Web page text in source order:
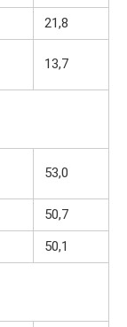
21,8
13,7
53,0
50,7
50,1